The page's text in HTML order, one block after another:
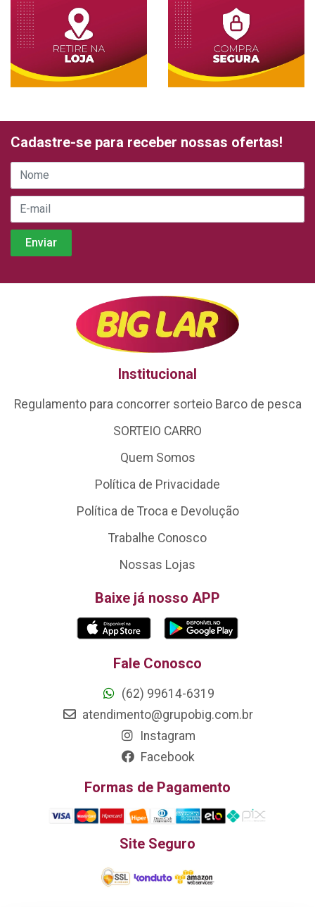
Cadastre-se para receber nossas ofertas!
Institucional
Regulamento para concorrer sorteio Barco de pesca
SORTEIO CARRO
Quem Somos
Política de Privacidade
Política de Troca e Devolução
Trabalhe Conosco
Nossas Lojas
Baixe já nosso APP
Fale Conosco
(62) 99614-6319
atendimento@grupobig.com.br
Instagram
Facebook
Formas de Pagamento
Site Seguro